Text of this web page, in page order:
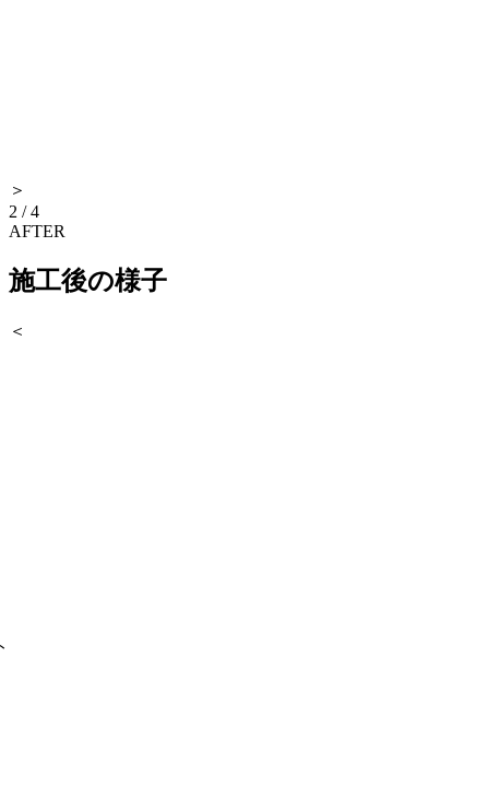
＞
2 /4
AFTER
施工後の様子
＜